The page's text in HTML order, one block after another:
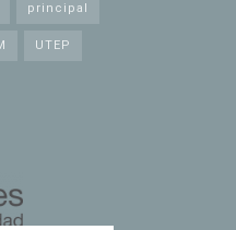
principal
UTEP